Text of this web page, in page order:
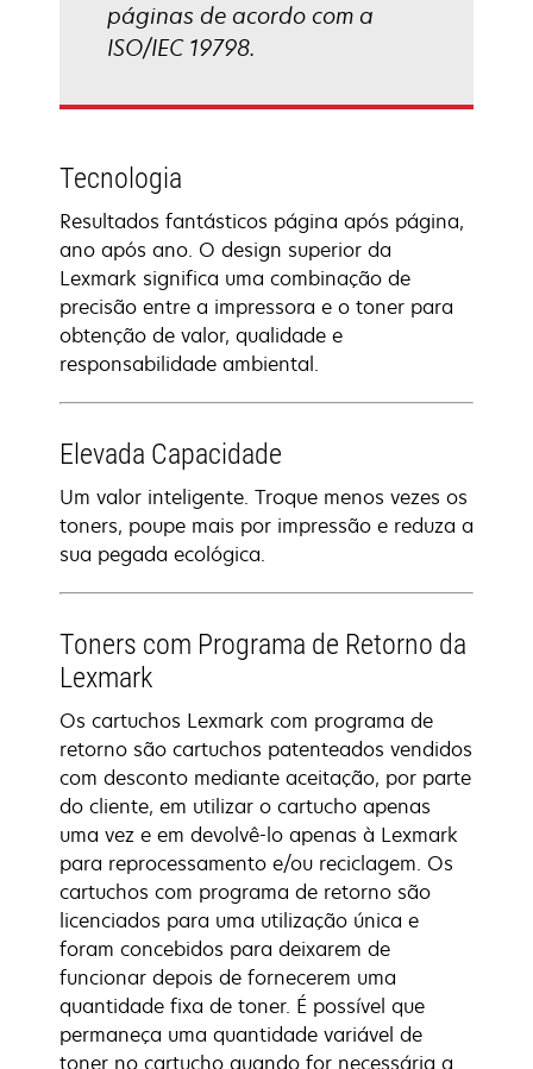
páginas de acordo com a
ISO/IEC 19798.
Tecnologia
Resultados fantásticos página após página,
ano após ano. O design superior da
Lexmark significa uma combinação de
precisão entre a impressora e o toner para
obtenção de valor, qualidade e
responsabilidade ambiental.
Elevada Capacidade
Um valor inteligente. Troque menos vezes os
toners, poupe mais por impressão e reduza a
sua pegada ecológica.
Toners com Programa de Retorno da
Lexmark
Os cartuchos Lexmark com programa de
retorno são cartuchos patenteados vendidos
com desconto mediante aceitação, por parte
do cliente, em utilizar o cartucho apenas
uma vez e em devolvê-lo apenas à Lexmark
para reprocessamento e/ou reciclagem. Os
cartuchos com programa de retorno são
licenciados para uma utilização única e
foram concebidos para deixarem de
funcionar depois de fornecerem uma
quantidade fixa de toner. É possível que
permaneça uma quantidade variável de
toner no cartucho quando for necessária a